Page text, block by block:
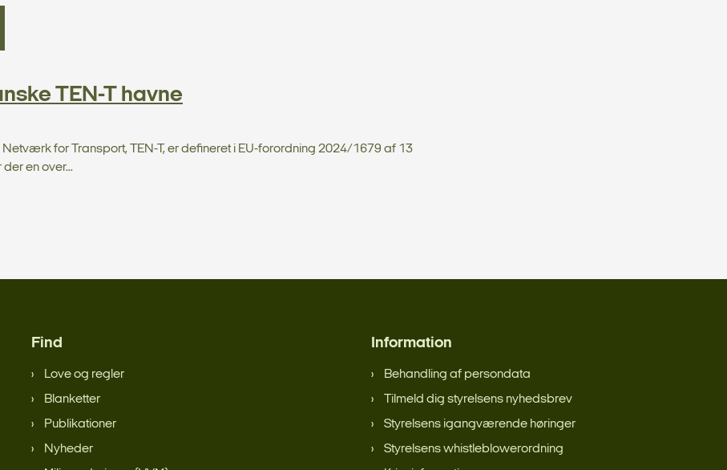
TEN-T havne
for Transport, TEN-T, er defineret i EU-forordning 2024/1679 af 13
en over...
Find
Love og regler
Blanketter
Publikationer
Nyheder
Information
Behandling af persondata
Tilmeld dig styrelsens nyhedsbrev
Styrelsens igangværende høringer
Styrelsens whistleblowerordning